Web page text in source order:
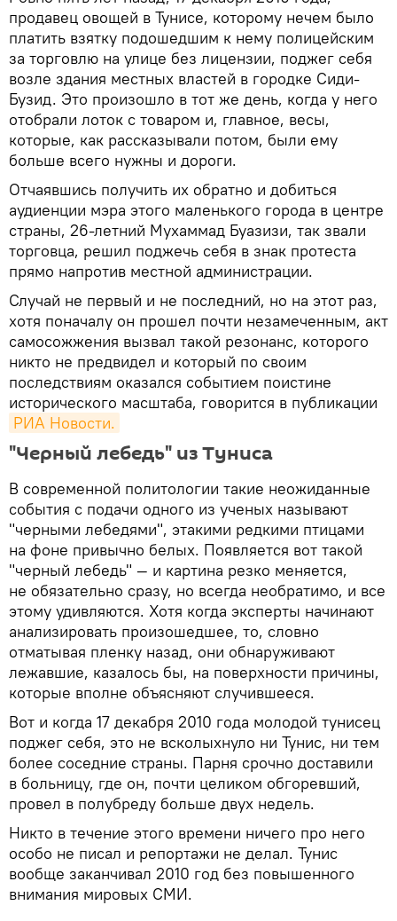
продавец овощей в Тунисе, которому нечем было
платить взятку подошедшим к нему полицейским
за торговлю на улице без лицензии, поджег себя
возле здания местных властей в городке Сиди-
Бузид. Это произошло в тот же день, когда у него
отобрали лоток с товаром и, главное, весы,
которые, как рассказывали потом, были ему
больше всего нужны и дороги.
Отчаявшись получить их обратно и добиться
аудиенции мэра этого маленького города в центре
страны, 26-летний Мухаммад Буазизи, так звали
торговца, решил поджечь себя в знак протеста
прямо напротив местной администрации.
Случай не первый и не последний, но на этот раз,
хотя поначалу он прошел почти незамеченным, акт
самосожжения вызвал такой резонанс, которого
никто не предвидел и который по своим
последствиям оказался событием поистине
исторического масштаба, говорится в публикации
РИА Новости.
"Черный лебедь" из Туниса
В современной политологии такие неожиданные
события с подачи одного из ученых называют
"черными лебедями", этакими редкими птицами
на фоне привычно белых. Появляется вот такой
"черный лебедь" — и картина резко меняется,
не обязательно сразу, но всегда необратимо, и все
этому удивляются. Хотя когда эксперты начинают
анализировать произошедшее, то, словно
отматывая пленку назад, они обнаруживают
лежавшие, казалось бы, на поверхности причины,
которые вполне объясняют случившееся.
Вот и когда 17 декабря 2010 года молодой тунисец
поджег себя, это не всколыхнуло ни Тунис, ни тем
более соседние страны. Парня срочно доставили
в больницу, где он, почти целиком обгоревший,
провел в полубреду больше двух недель.
Никто в течение этого времени ничего про него
особо не писал и репортажи не делал. Тунис
вообще заканчивал 2010 год без повышенного
внимания мировых СМИ.